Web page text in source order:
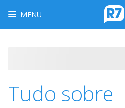
MENU
Tudo sobre